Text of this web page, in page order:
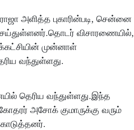
அளித்த புகாரின்படி, சென்னை
செய்துள்ளனர்.தொடர் விசாரணையில்,
முன்னாள்
வந்துள்ளது.
தெரிய வந்துள்ளது.இந்த
அசோக் குமாருக்கு வரும்